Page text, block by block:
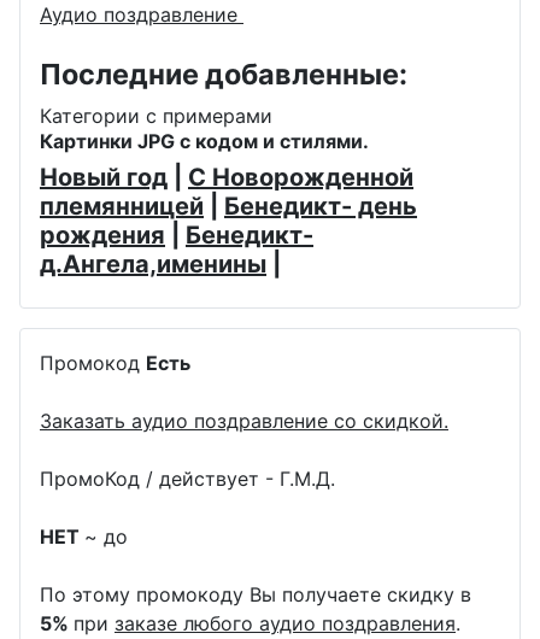
Аудио поздравление
Последние добавленные:
Категории с примерами
Картинки JPG с кодом и стилями.
Новый год
С Новорожденной
племянницей
Бенедикт- день
рождения
Бенедикт-
д.Ангела,именины
Промокод Есть
Заказать аудио поздравление со скидкой.
ПромоКод / действует - Г.М.Д.
НЕТ ~ до
По этому промокоду Вы получаете скидку в
5% при заказе любого аудио поздравления.